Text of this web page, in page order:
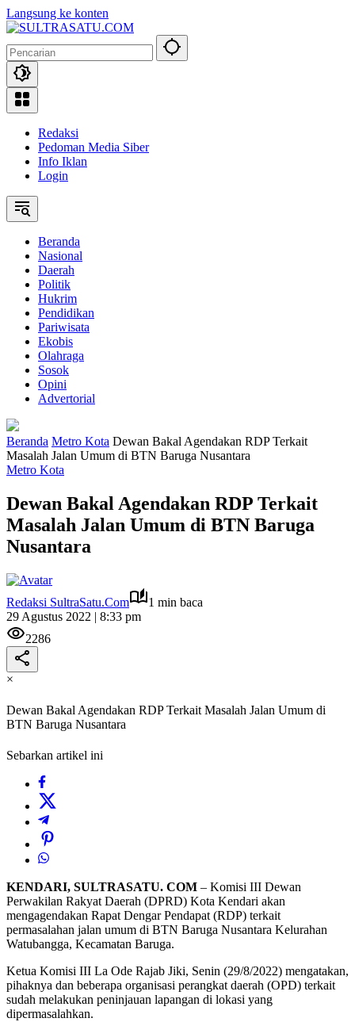
Langsung ke konten
Redaksi
Pedoman Media Siber
Info Iklan
Login
Beranda
Nasional
Daerah
Politik
Hukrim
Pendidikan
Pariwisata
Ekobis
Olahraga
Sosok
Opini
Advertorial
Beranda Metro Kota Dewan Bakal Agendakan RDP Terkait
Masalah Jalan Umum di BTN Baruga Nusantara
Metro Kota
Dewan Bakal Agendakan RDP Terkait
Masalah Jalan Umum di BTN Baruga
Nusantara
Redaksi SultraSatu.Com
1 min baca
29 Agustus 2022 | 8:33 pm
2286
×
Dewan Bakal Agendakan RDP Terkait Masalah Jalan Umum di
BTN Baruga Nusantara
Sebarkan artikel ini
KENDARI, SULTRASATU. COM – Komisi III Dewan
Perwakilan Rakyat Daerah (DPRD) Kota Kendari akan
mengagendakan Rapat Dengar Pendapat (RDP) terkait
permasalahan jalan umum di BTN Baruga Nusantara Kelurahan
Watubangga, Kecamatan Baruga.
Ketua Komisi III La Ode Rajab Jiki, Senin (29/8/2022) mengatakan,
pihaknya dan beberapa organisasi perangkat daerah (OPD) terkait
sudah melakukan peninjauan lapangan di lokasi yang
dipermasalahkan.